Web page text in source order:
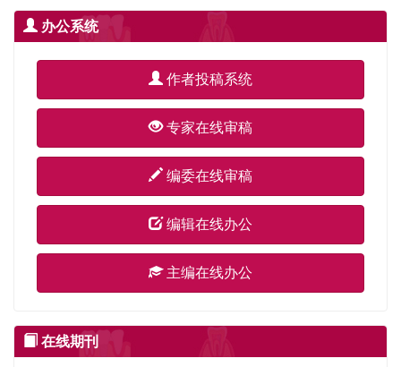
办公系统
作者投稿系统
专家在线审稿
编委在线审稿
编辑在线办公
主编在线办公
在线期刊